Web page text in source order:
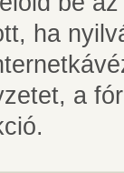
ha
a